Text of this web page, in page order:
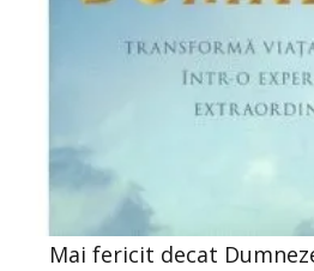
Mai fericit decat